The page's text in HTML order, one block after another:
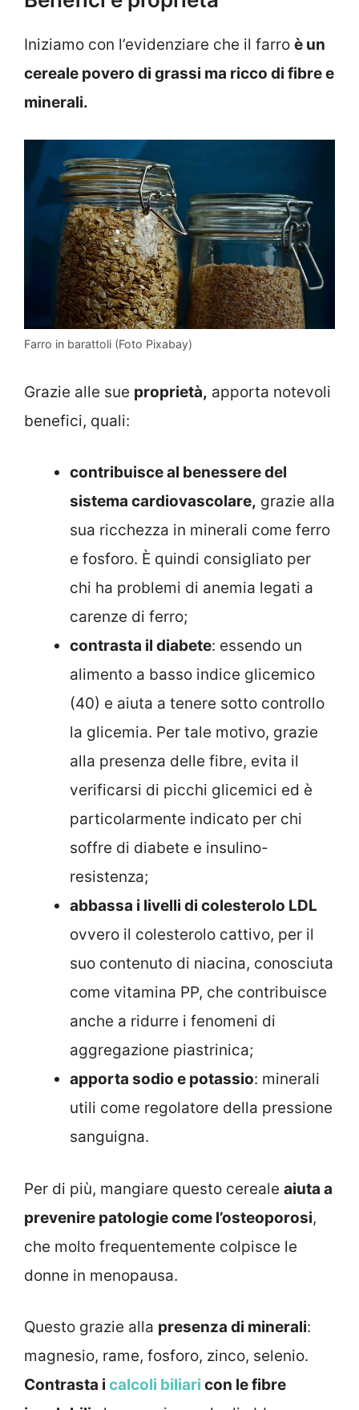
Iniziamo con l’evidenziare che il farro è un
cereale povero di grassi ma ricco di fibre e
minerali.
Farro in barattoli (Foto Pixabay)
Grazie alle sue proprietà, apporta notevoli
benefici, quali:
contribuisce al benessere del
sistema cardiovascolare, grazie alla
sua ricchezza in minerali come ferro
e fosforo. È quindi consigliato per
chi ha problemi di anemia legati a
carenze di ferro;
contrasta il diabete: essendo un
alimento a basso indice glicemico
(40) e aiuta a tenere sotto controllo
la glicemia. Per tale motivo, grazie
alla presenza delle fibre, evita il
verificarsi di picchi glicemici ed è
particolarmente indicato per chi
soffre di diabete e insulino-
resistenza;
abbassa i livelli di colesterolo LDL
ovvero il colesterolo cattivo, per il
suo contenuto di niacina, conosciuta
come vitamina PP, che contribuisce
anche a ridurre i fenomeni di
aggregazione piastrinica;
apporta sodio e potassio: minerali
utili come regolatore della pressione
sanguigna.
Per di più, mangiare questo cereale aiuta a
prevenire patologie come l’osteoporosi,
che molto frequentemente colpisce le
donne in menopausa.
Questo grazie alla presenza di minerali:
magnesio, rame, fosforo, zinco, selenio.
Contrasta i calcoli biliari con le fibre